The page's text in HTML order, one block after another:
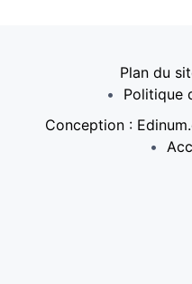
Plan du
Politique
Conception :